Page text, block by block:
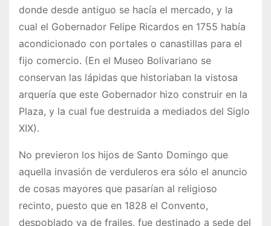
donde desde antiguo se hacía el mercado, y la
cual el Gobernador Felipe Ricardos en 1755 había
acondicionado con portales o canastillas para el
fijo comercio. (En el Museo Bolivariano se
conservan las lápidas que historiaban la vistosa
arquería que este Gobernador hizo construir en la
Plaza, y la cual fue destruida a mediados del Siglo
XIX).
No previeron los hijos de Santo Domingo que
aquella invasión de verduleros era sólo el anuncio
de cosas mayores que pasarían al religioso
recinto, puesto que en 1828 el Convento,
despoblado ya de frailes, fue destinado a sede del